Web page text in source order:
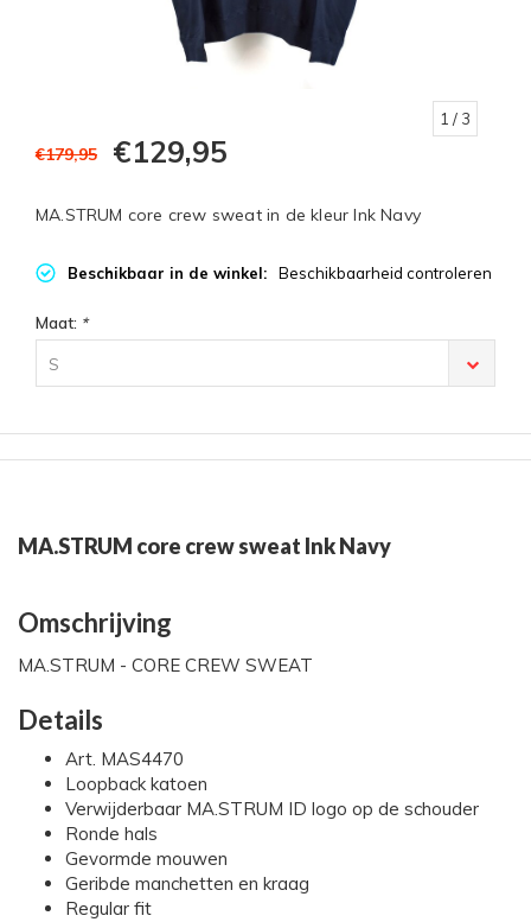
1 / 3
€179,95 €129,95
MA.STRUM core crew sweat in de kleur Ink Navy
Beschikbaar in de winkel: Beschikbaarheid controleren
Maat: *
S
MA.STRUM core crew sweat Ink Navy
Omschrijving
MA.STRUM - CORE CREW SWEAT
Details
Art. MAS4470
Loopback katoen
Verwijderbaar MA.STRUM ID logo op de schouder
Ronde hals
Gevormde mouwen
Geribde manchetten en kraag
Regular fit